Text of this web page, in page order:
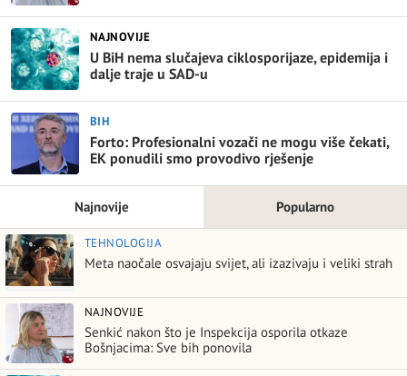
NAJNOVIJE
U BiH nema slučajeva ciklosporijaze, epidemija i
dalje traje u SAD-u
BIH
Forto: Profesionalni vozači ne mogu više čekati,
EK ponudili smo provodivo rješenje
Najnovije Popularno
TEHNOLOGIJA
Meta naočale osvajaju svijet, ali izazivaju i veliki strah
NAJNOVIJE
Senkić nakon što je Inspekcija osporila otkaze
Bošnjacima: Sve bih ponovila